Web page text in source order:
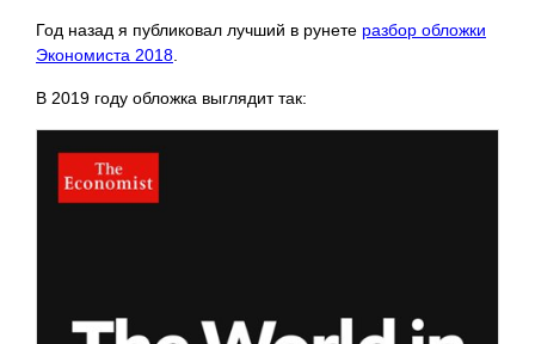
Год назад я публиковал лучший в рунете разбор обложки
Экономиста 2018
В 2019 году обложка выглядит так: